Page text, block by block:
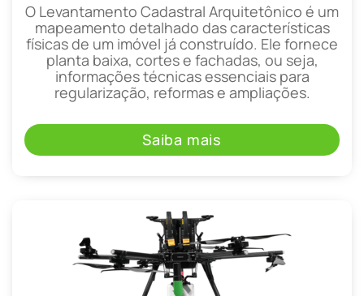
O Levantamento Cadastral Arquitetônico é um
mapeamento detalhado das características
físicas de um imóvel já construído. Ele fornece
planta baixa, cortes e fachadas, ou seja,
informações técnicas essenciais para
regularização, reformas e ampliações.
Saiba mais